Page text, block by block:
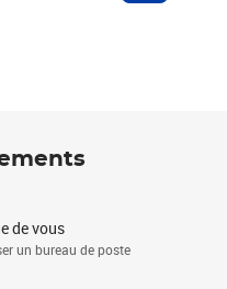
de vous
un bureau de poste